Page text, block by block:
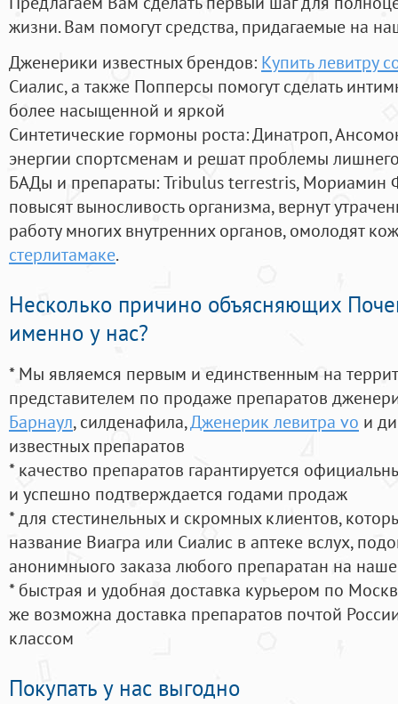
жизни. Вам помогут средства, придагаемые на
Дженерики известных брендов: Купить левитру
Сиалис, а также Попперсы помогут сделать
более насыщенной и яркой
Синтетические гормоны роста: Динатроп,
энергии спортсменам и решат проблемы
БАДы и препараты:Tribulus terrestris, Мориамин
повысят выносливость организма, вернут
работу многих внутренних органов, омолодят
стерлитамаке.
Несколько причино объясняющих
именно у нас?
* Мы являемся первым и единственным на
представителем по продаже препаратов
Барнаул, силденафила,Дженерик левитра vo и
известных препаратов
* качество препаратов гарантируется
и успешно подтверждается годами продаж
* для стестинельных и скромных клиентов,
название Виагра или Сиалис в аптеке вслух,
анонимныого заказа любого препаратан на
* быстрая и удобная доставка курьером по
же возможна доставка препаратов почтой
классом
Покупать у нас выгодно